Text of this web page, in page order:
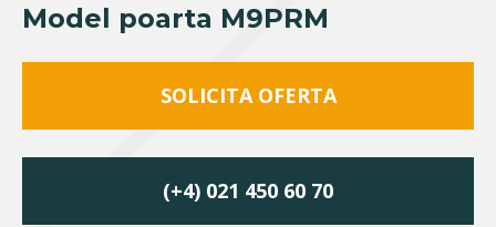
Model poarta M9PRM
SOLICITA OFERTA
(+4) 021 450 60 70